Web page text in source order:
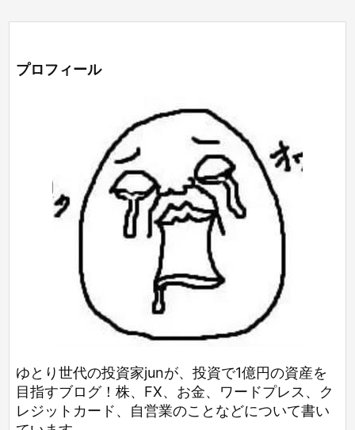
プロフィール
ゆとり世代の投資家junが、投資で1億円の資産を
目指すブログ！株、FX、お金、ワードプレス、ク
レジットカード、自営業のことなどについて書い